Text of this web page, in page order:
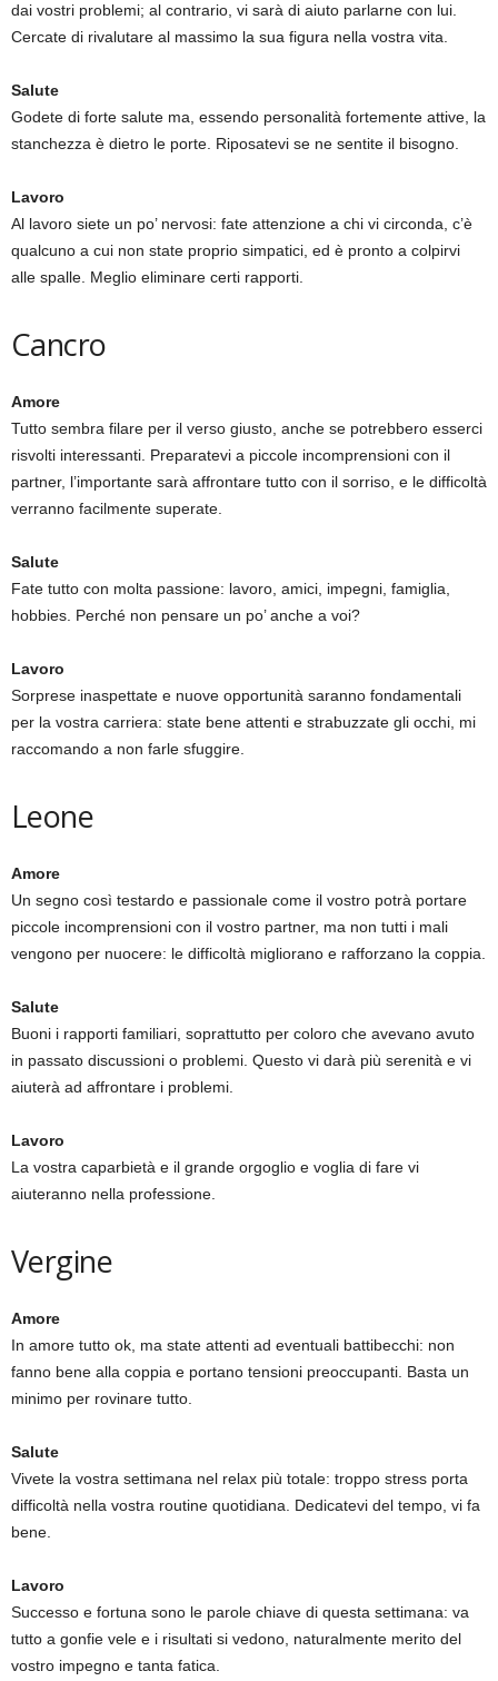
dai vostri problemi; al contrario, vi sarà di aiuto parlarne con lui.
Cercate di rivalutare al massimo la sua figura nella vostra vita.
Salute
Godete di forte salute ma, essendo personalità fortemente attive, la
stanchezza è dietro le porte. Riposatevi se ne sentite il bisogno.
Lavoro
Al lavoro siete un po’ nervosi: fate attenzione a chi vi circonda, c’è
qualcuno a cui non state proprio simpatici, ed è pronto a colpirvi
alle spalle. Meglio eliminare certi rapporti.
Cancro
Amore
Tutto sembra filare per il verso giusto, anche se potrebbero esserci
risvolti interessanti. Preparatevi a piccole incomprensioni con il
partner, l’importante sarà affrontare tutto con il sorriso, e le difficoltà
verranno facilmente superate.
Salute
Fate tutto con molta passione: lavoro, amici, impegni, famiglia,
hobbies. Perché non pensare un po’ anche a voi?
Lavoro
Sorprese inaspettate e nuove opportunità saranno fondamentali
per la vostra carriera: state bene attenti e strabuzzate gli occhi, mi
raccomando a non farle sfuggire.
Leone
Amore
Un segno così testardo e passionale come il vostro potrà portare
piccole incomprensioni con il vostro partner, ma non tutti i mali
vengono per nuocere: le difficoltà migliorano e rafforzano la coppia.
Salute
Buoni i rapporti familiari, soprattutto per coloro che avevano avuto
in passato discussioni o problemi. Questo vi darà più serenità e vi
aiuterà ad affrontare i problemi.
Lavoro
La vostra caparbietà e il grande orgoglio e voglia di fare vi
aiuteranno nella professione.
Vergine
Amore
In amore tutto ok, ma state attenti ad eventuali battibecchi: non
fanno bene alla coppia e portano tensioni preoccupanti. Basta un
minimo per rovinare tutto.
Salute
Vivete la vostra settimana nel relax più totale: troppo stress porta
difficoltà nella vostra routine quotidiana. Dedicatevi del tempo, vi fa
bene.
Lavoro
Successo e fortuna sono le parole chiave di questa settimana: va
tutto a gonfie vele e i risultati si vedono, naturalmente merito del
vostro impegno e tanta fatica.